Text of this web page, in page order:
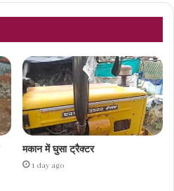
मकान में घुसा ट्रैक्टर
1 day ago